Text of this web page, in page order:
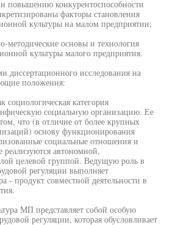
повышению конкурентоспособности
факторы становления
культуры на малом предприятии;
методические основы и технология
культуры малого предприятия.
диссертационного исследования на
положения:
социологическая категория
социальную организацию. Ее
что (в отличие от более крупных
основу функционирования
социальные отношения и
реализуются автономной,
целевой группой. Ведущую роль в
регуляции выполняет
- продукт совместной деятельности в
МП представляет собой особую
регуляции, которая обусловливает